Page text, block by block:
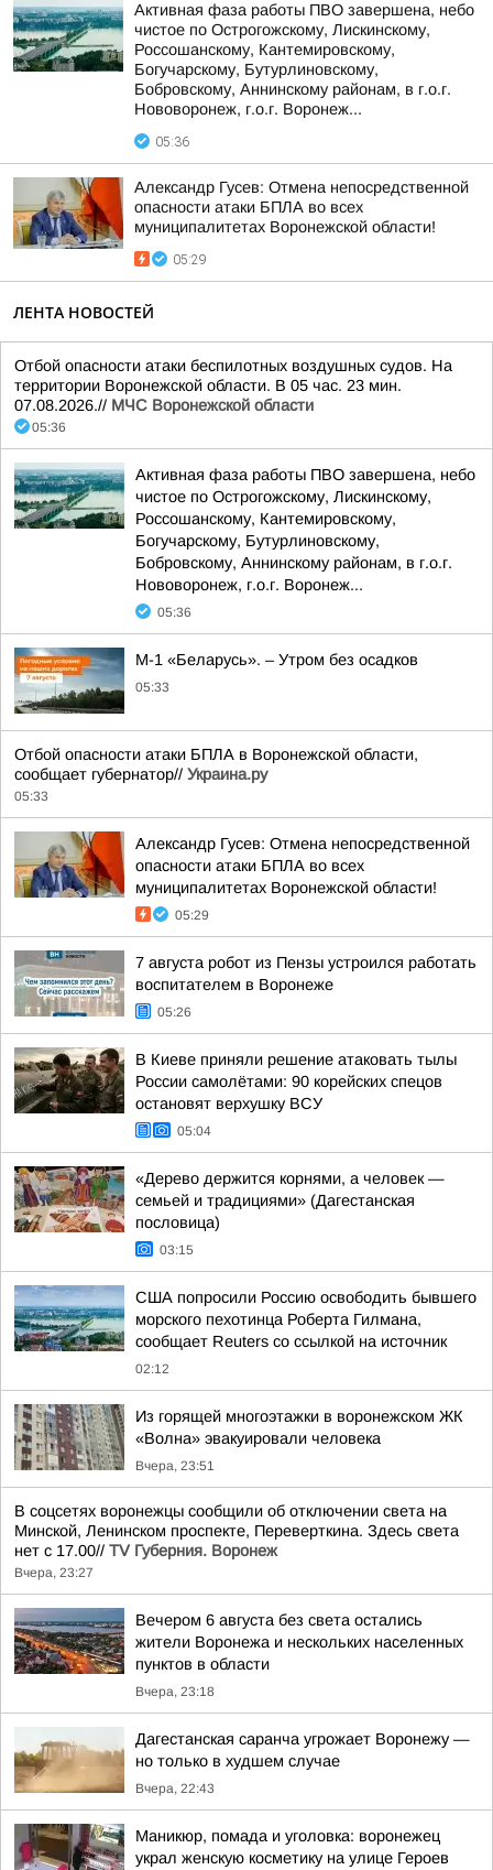
Активная фаза работы ПВО завершена, небо
чистое по Острогожскому, Лискинскому,
Россошанскому, Кантемировскому,
Богучарскому, Бутурлиновскому,
Бобровскому, Аннинскому районам, в г.о.г.
Нововоронеж, г.о.г. Воронеж...
05:36
Александр Гусев: Отмена непосредственной
опасности атаки БПЛА во всех
муниципалитетах Воронежской области!
05:29
ЛЕНТА НОВОСТЕЙ
Отбой опасности атаки беспилотных воздушных судов. На
территории Воронежской области. В 05 час. 23 мин.
07.08.2026.// МЧС Воронежской области
05:36
Активная фаза работы ПВО завершена, небо
чистое по Острогожскому, Лискинскому,
Россошанскому, Кантемировскому,
Богучарскому, Бутурлиновскому,
Бобровскому, Аннинскому районам, в г.о.г.
Нововоронеж, г.о.г. Воронеж...
05:36
М-1 «Беларусь». – Утром без осадков
05:33
Отбой опасности атаки БПЛА в Воронежской области,
сообщает губернатор// Украина.ру
05:33
Александр Гусев: Отмена непосредственной
опасности атаки БПЛА во всех
муниципалитетах Воронежской области!
05:29
7 августа робот из Пензы устроился работать
воспитателем в Воронеже
05:26
В Киеве приняли решение атаковать тылы
России самолётами: 90 корейских спецов
остановят верхушку ВСУ
05:04
«Дерево держится корнями, а человек —
семьей и традициями» (Дагестанская
пословица)
03:15
США попросили Россию освободить бывшего
морского пехотинца Роберта Гилмана,
сообщает Reuters со ссылкой на источник
02:12
Из горящей многоэтажки в воронежском ЖК
«Волна» эвакуировали человека
Вчера, 23:51
В соцсетях воронежцы сообщили об отключении света на
Минской, Ленинском проспекте, Переверткина. Здесь света
нет с 17.00// TV Губерния. Воронеж
Вчера, 23:27
Вечером 6 августа без света остались
жители Воронежа и нескольких населенных
пунктов в области
Вчера, 23:18
Дагестанская саранча угрожает Воронежу —
но только в худшем случае
Вчера, 22:43
Маникюр, помада и уголовка: воронежец
украл женскую косметику на улице Героев